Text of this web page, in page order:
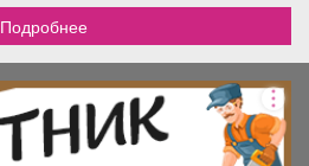
Подробнее